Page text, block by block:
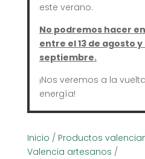
este verano.
No podremos hacer
entre el 13 de agosto y
septiembre.
¡Nos veremos a la
energía!
Inicio / Productos
Valencia artesanos /